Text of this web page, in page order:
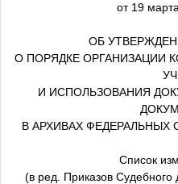
от 19
ОБ
О ПОРЯДКЕ ОРГАНИЗАЦИИ
И ИСПОЛЬЗОВАНИЯ
В АРХИВАХ
Список
(в ред. Приказов